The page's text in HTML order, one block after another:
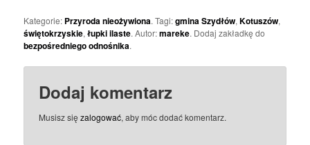
Kategorie: Przyroda nieożywiona. Tagi:gmina Szydłów,Kotuszów,
świętokrzyskie,łupki ilaste. Autor:mareke. Dodaj zakładkę do
bezpośredniego odnośnika.
Dodaj komentarz
Musisz sięzalogować, aby móc dodać komentarz.